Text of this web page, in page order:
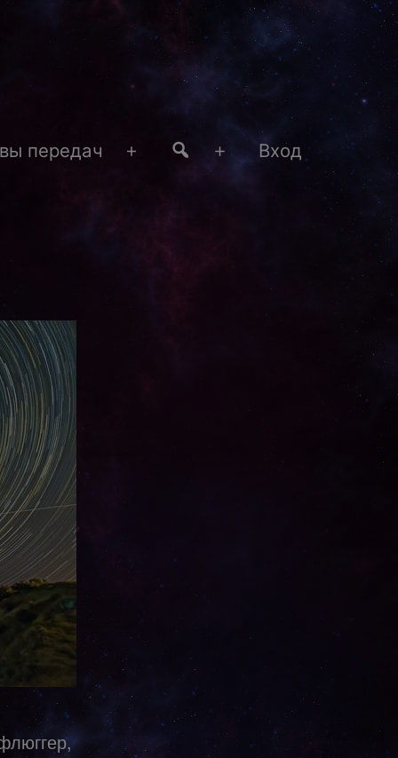
передач
Открыть
Открыть
Вход